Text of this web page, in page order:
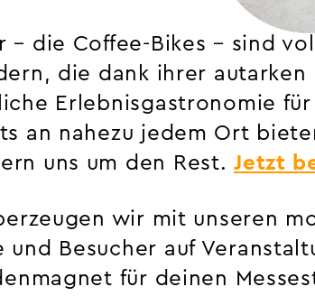
– die Coffee-Bikes – sind
die dank ihrer autarken
Erlebnisgastronomie
an nahezu jedem Ort
uns um den Rest.Jetzt
wir mit unseren
und Besucher auf
für deinen